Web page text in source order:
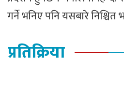
गर्ने भनिए पनि यसबारे
प्रतिक्रिया